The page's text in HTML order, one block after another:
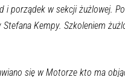
i porządek w sekcji żużlowej.
Kempy. Szkoleniem
się w Motorze kto ma